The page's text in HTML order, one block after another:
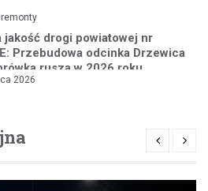
remonty
jakość drogi powiatowej nr
Przebudowa odcinka Drzewica
rusza w 2026 roku
2026